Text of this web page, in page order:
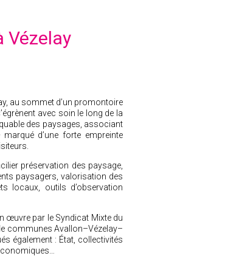
Vézelay
au sommet d’un promontoire
avec soin le long de la
des paysages, associant
d’une forte empreinte
préservation des paysage,
paysagers, valorisation des
locaux, outils d’observation
œuvre par le Syndicat Mixte du
communes Avallon–Vézelay–
également : État, collectivités